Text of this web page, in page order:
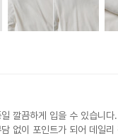
깔끔하게 입을 수 있습니
없이 포인트가 되어 데일리